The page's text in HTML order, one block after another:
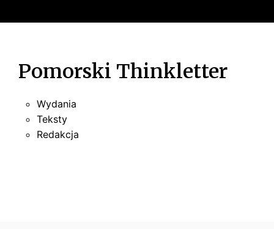
Pomorski Thinkletter
Wydania
Teksty
Redakcja